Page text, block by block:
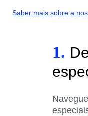
Saber mais sobre a
1.